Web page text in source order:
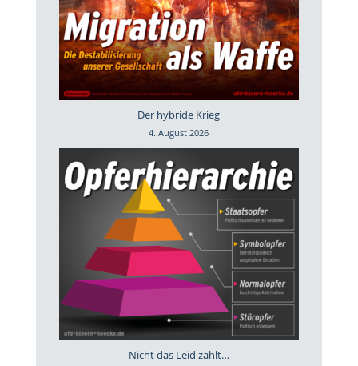
Der hybride Krieg
4. August 2026
Nicht das Leid zählt…